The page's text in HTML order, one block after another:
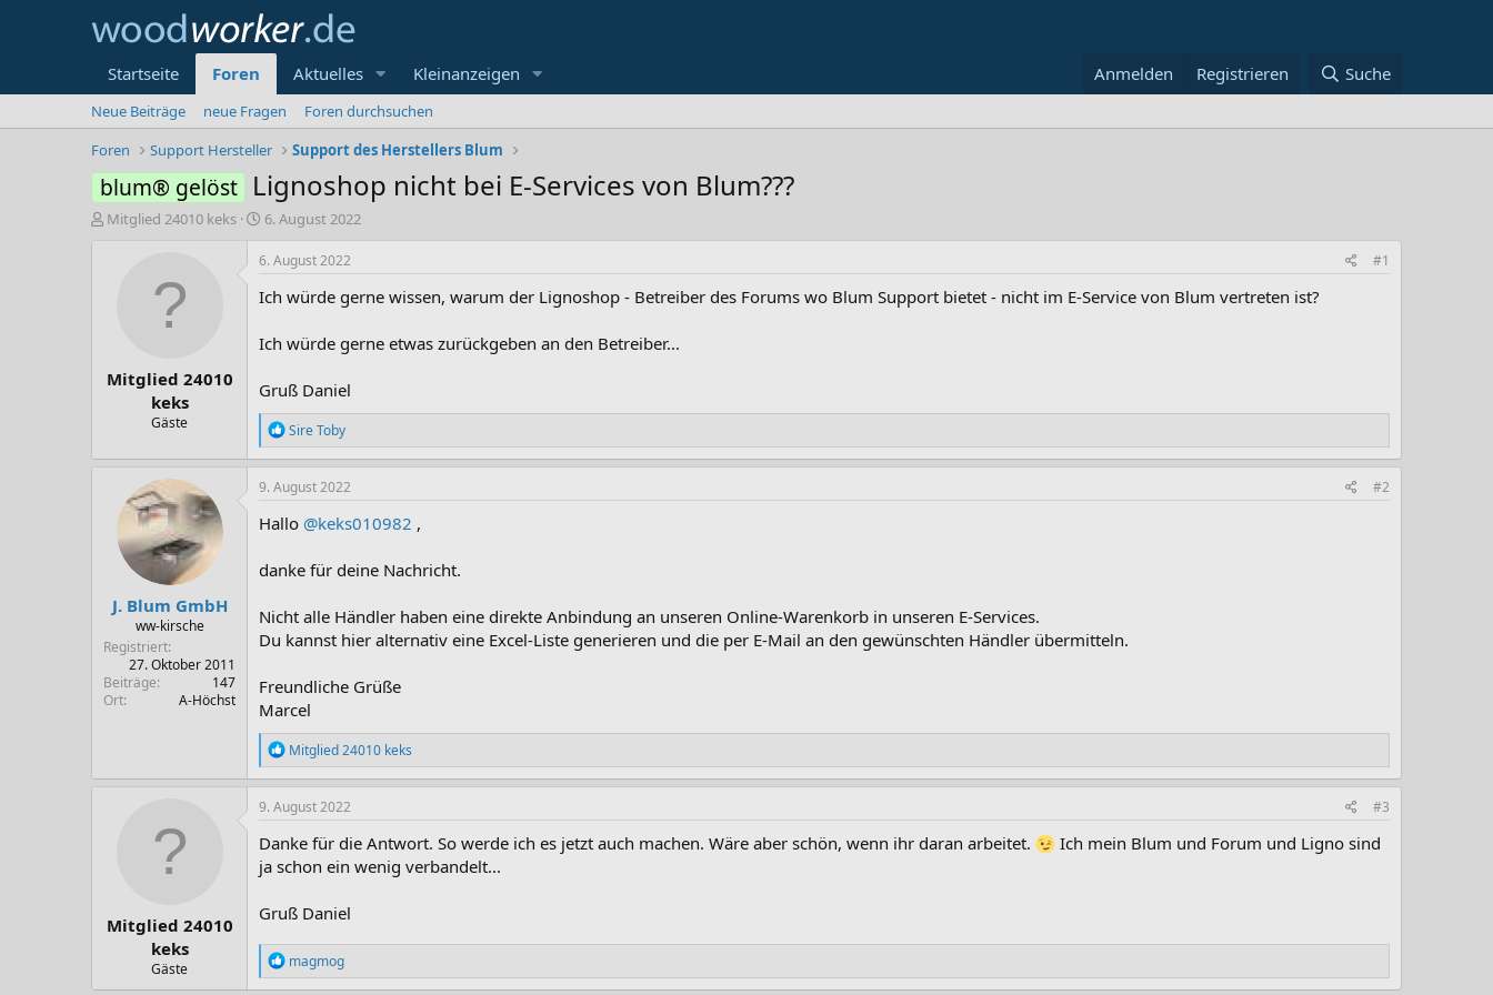
Startseite Foren Aktuelles Kleinanzeigen Anmelden Registrieren Suche
Neue Beiträge neue Fragen
Foren durchsuchen
Foren
Support Hersteller Support des Herstellers Blum
blum® gelöst Lignoshop nicht bei E-Services von Blum???
E
r
Mitglied 24010 keks
E
r
s
e
l
m
6. August 2022
Mitglied 24010
keks
Gäste
6. August 2022 #1
Ich würde gerne wissen, warum der Lignoshop - Betreiber des Forums wo Blum Support bietet - nicht im E-Service von Blum vertreten ist?
Ich würde gerne etwas zurückgeben an den Betreiber...
Gruß Daniel
R
e
a
k
t
o
e
Sire Toby
J. Blum GmbH
ww-kirsche
Registriert
27. Oktober 2011
Beiträge
147
Ort
A-Höchst
9. August 2022 #2
Hallo @keks010982 ,
danke für deine Nachricht.
Nicht alle Händler haben eine direkte Anbindung an unseren Online-Warenkorb in unseren E-Services.
Du kannst hier alternativ eine Excel-Liste generieren und die per E-Mail an den gewünschten Händler übermitteln.
Freundliche Grüße
Marcel
R
e
a
k
t
i
o
n
n
:
Mitglied 24010 keks
Mitglied 24010
keks
Gäste
9. August 2022 #3
Danke für die Antwort. So werde ich es jetzt auch machen. Wäre aber schön, wenn ihr daran arbeitet.
Ich mein Blum und Forum und Ligno sind
ja schon ein wenig verbandelt...
Gruß Daniel
R
e
magmog